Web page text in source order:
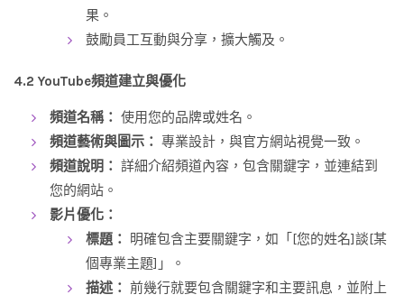
果。
鼓勵員工互動與分享，擴大觸及。
4.2 YouTube頻道建立與優化
頻道名稱： 使用您的品牌或姓名。
頻道藝術與圖示： 專業設計，與官方網站視覺一致。
頻道說明： 詳細介紹頻道內容，包含關鍵字，並連結到
您的網站。
影片優化：
標題：
明確包含主要關鍵字，如「[您的姓名]談[某
個專業主題]」。
描述： 前幾行就要包含關鍵字和主要訊息，並附上